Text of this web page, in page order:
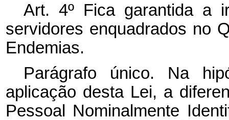
Art. 4º Fica garantida a
servidores enquadrados no
Endemias.
Parágrafo único. Na
aplicação desta Lei, a
Pessoal Nominalmente